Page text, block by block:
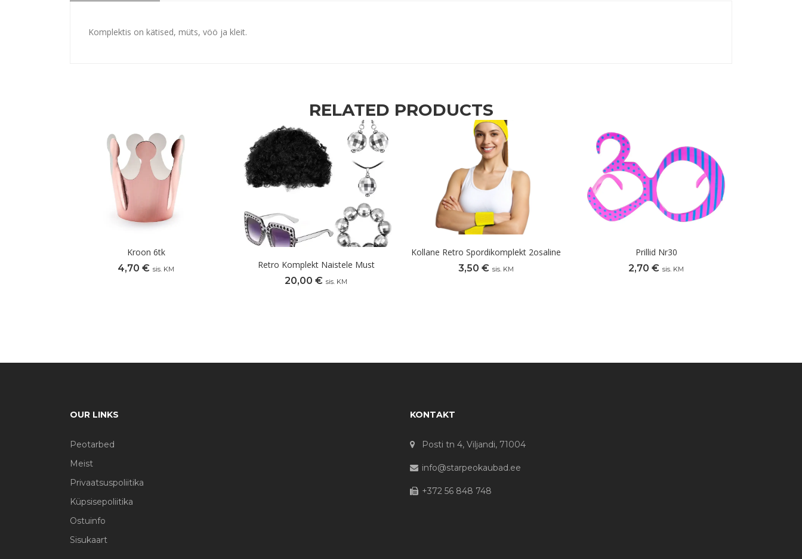
Komplektis on kätised, müts, vöö ja kleit.
RELATED PRODUCTS
Kroon 6tk
4,70 € sis. KM
Retro Komplekt Naistele Must
20,00 € sis. KM
Kollane Retro Spordikomplekt 2osaline
3,50 € sis. KM
Prillid Nr30
2,70 € sis. KM
OUR LINKS
Peotarbed
Meist
Privaatsuspoliitika
Küpsisepoliitika
Ostuinfo
Sisukaart
KONTAKT
Posti tn 4, Viljandi, 71004
info@starpeokaubad.ee
+372 56 848 748